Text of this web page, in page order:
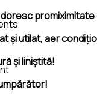
și utilat, aer
și liniștită!